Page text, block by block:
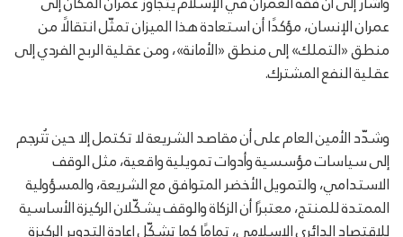
عمران الإنسان، مؤكدًا أن استعادة هذا الميزان تمثّل انتقالًا من
منطق «التملك» إلى منطق «الأمانة»، ومن عقلية الربح الفردي إلى
عقلية النفع المشترك.
وشدّد الأمين العام على أن مقاصد الشريعة لا تكتمل إلا حين تُترجم
إلى سياسات مؤسسية وأدوات تمويلية واقعية، مثل الوقف
الاستدامي، والتمويل الأخضر المتوافق مع الشريعة، والمسؤولية
الممتدة للمنتج، معتبرًا أن الزكاة والوقف يشكّلان الركيزة الأساسية
للاقتصاد الدائري الإسلامي، تمامًا كما تشكّل إعادة التدوير الركيزة